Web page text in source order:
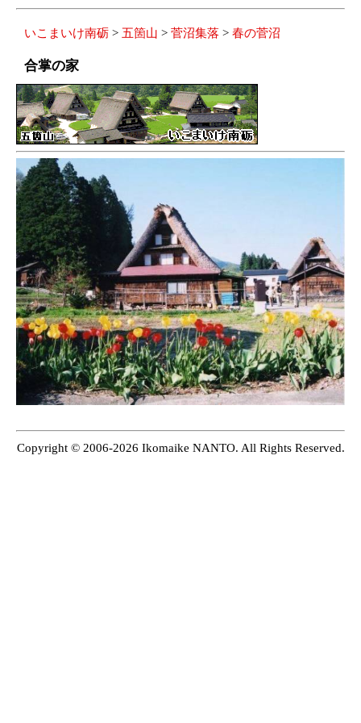
いこまいけ南砺 > 五箇山 > 菅沼集落 > 春の菅沼
合掌の家
Copyright © 2006-2026 Ikomaike NANTO. All Rights Reserved.